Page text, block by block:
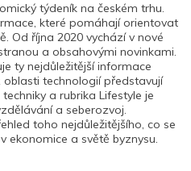
týdeník na českém trhu.
které pomáhají orientovat
Od října 2020 vychází v nové
a obsahovými novinkami.
ty nejdůležitější informace
technologií představují
a rubrika Lifestyle je
a seberozvoj.
toho nejdůležitějšího, co se
ekonomice a světě byznysu.